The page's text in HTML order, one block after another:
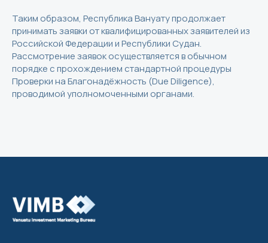
Таким образом, Республика Вануату продолжает
принимать заявки от квалифицированных заявителей из
Российской Федерации и Республики Судан.
Рассмотрение заявок осуществляется в обычном
порядке с прохождением стандартной процедуры
Проверки на Благонадёжность (Due Diligence),
проводимой уполномоченными органами.